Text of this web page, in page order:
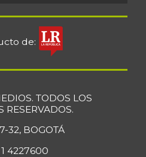
de:
TODOS LOS
RESERVADOS.
32, BOGOTÁ
4227600